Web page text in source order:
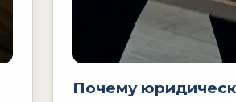
Почему